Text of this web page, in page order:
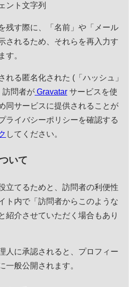
ント文字列
残す際に、「名前」や「メール
されるため、それらを再入力す
す。
れる匿名化された (「ハッシュ」
訪問者が Gravatar サービスを使
同サービスに提供されることが
ライバシーポリシーを確認する
してください。
いて
立てるためと、訪問者の利便性
ト内で「訪問者からこのような
紹介させていただく場合もあり
人に承認されると、プロフィー
一般公開されます。